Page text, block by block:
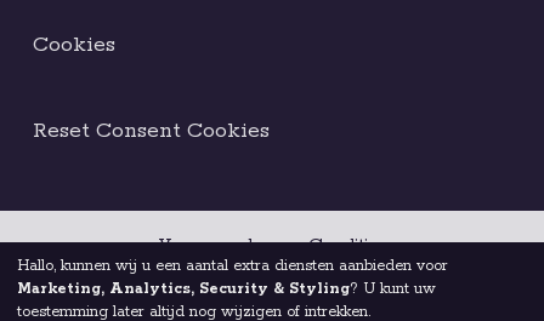
Cookies
Reset Consent Cookies
Voorwaarden en Condities
Juridische Kennisgeving
Hallo, kunnen wij u een aantal extra diensten aanbieden voor
Marketing, Analytics, Security & Styling? U kunt uw
toestemming later altijd nog wijzigen of intrekken.